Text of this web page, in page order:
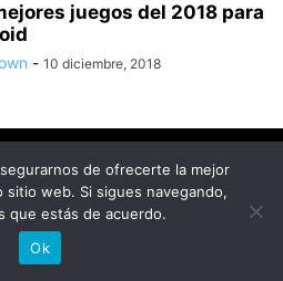
juegos del 2018 para
- 10 diciembre, 2018
SL |
Política de privacidad y
cookies
.
de ofrecerte la mejor
web. Si sigues navegando,
que estás de acuerdo.
Ok